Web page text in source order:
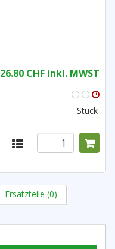
26.80 CHF inkl. MWST
Stück
Ersatzteile (0)